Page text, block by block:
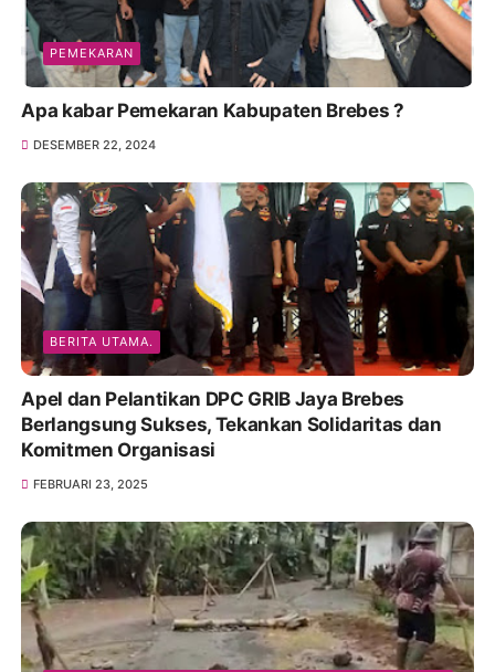
PEMEKARAN
Apa kabar Pemekaran Kabupaten Brebes ?
DESEMBER 22, 2024
BERITA UTAMA.
Apel dan Pelantikan DPC GRIB Jaya Brebes
Berlangsung Sukses, Tekankan Solidaritas dan
Komitmen Organisasi
FEBRUARI 23, 2025